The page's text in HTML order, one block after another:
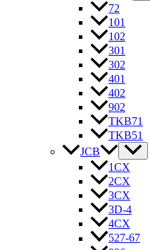
72
101
102
301
302
401
402
902
TKB71
TKB51
JCB
1CX
2CX
3CX
3D-4
4CX
527-67